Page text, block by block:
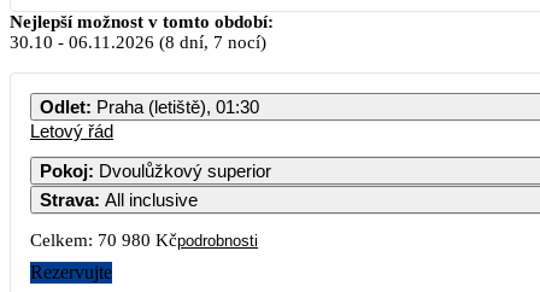
Nejlepší možnost v tomto období:
30.10 - 06.11.2026 (8 dní, 7 nocí)
Odlet: Praha (letiště), 01:30
Letový řád
Pokoj: Dvoulůžkový superior
Strava: All inclusive
Celkem: 70 980 Kčpodrobnosti
Rezervujte